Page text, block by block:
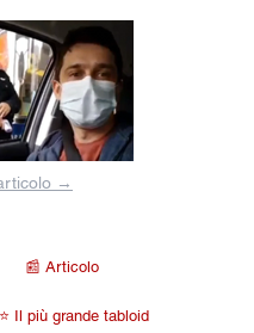
→
📰 Articolo
⭐ Il più grande tabloid